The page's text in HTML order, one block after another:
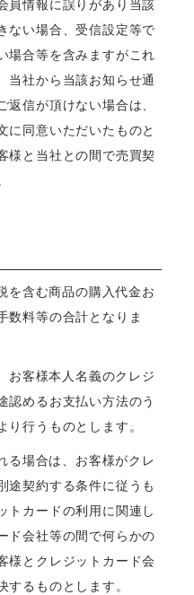
員情報に誤りがあり当該
ない場合、受信設定等で
場合等を含みますがこれ
当社から当該お知らせ通
信が頂けない場合は、
に同意いただいたものと
様と当社との間で売買契
を含む商品の購入代金お
数料等の合計となりま
お客様本人名義のクレジ
認めるお支払い方法のう
り行うものとします。
る場合は、お客様がクレ
途契約する条件に従うも
トカードの利用に関連し
ド会社等の間で何らかの
様とクレジットカード会
するものとします。